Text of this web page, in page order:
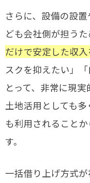
さらに、設備の設
ども会社側が担う
だけで安定した収
スクを抑えたい」
とって、非常に現
土地活用としても
も利用されること
す。
一括借り上げ方式